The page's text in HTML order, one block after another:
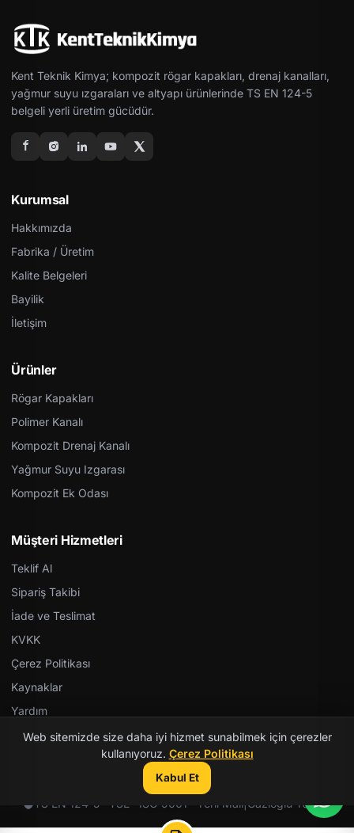
Kent Teknik Kimya; kompozit rögar kapakları, drenaj kanalları,
yağmur suyu ızgaraları ve altyapı ürünlerinde TS EN 124-5
belgeli yerli üretim gücüdür.
Kurumsal
Hakkımızda
Fabrika / Üretim
Kalite Belgeleri
Bayilik
İletişim
Ürünler
Rögar Kapakları
Polimer Kanalı
Kompozit Drenaj Kanalı
Yağmur Suyu Izgarası
Kompozit Ek Odası
Müşteri Hizmetleri
Teklif Al
Sipariş Takibi
İade ve Teslimat
KVKK
Çerez Politikası
Kaynaklar
Yardım
© 2026 Kent Teknik Kimya. Tüm hakları saklıdır.
TS EN 124-5 · TSE · ISO 9001 · Yerli Malı|Gazioğlu Yazılım
Web sitemizde size daha iyi hizmet sunabilmek için çerezler
kullanıyoruz. Çerez Politikası
Kabul Et